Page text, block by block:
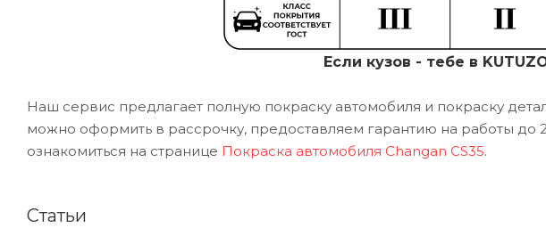
Если кузов - тебе в
Наш сервис предлагает полную покраску автомобиля и покраску
можно оформить в рассрочку, предоставляем гарантию на работы до
ознакомиться на странице Покраска автомобиля Changan CS35.
Статьи